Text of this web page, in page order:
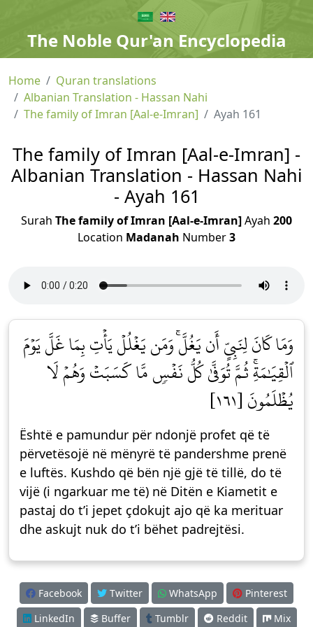
The Noble Qur'an Encyclopedia
Home
Quran translations
Albanian Translation - Hassan Nahi
The family of Imran [Aal-e-Imran]
Ayah 161
The family of Imran [Aal-e-Imran] -
Albanian Translation - Hassan Nahi
- Ayah 161
Surah The family of Imran [Aal-e-Imran]Ayah 200
Location Madanah Number3
وَمَا كَانَ لِنَبِيٍّ أَن يَغُلَّۚ وَمَن يَغۡلُلۡ يَأۡتِ بِمَا غَلَّ يَوۡمَ
ٱلۡقِيَٰمَةِۚ ثُمَّ تُوَفَّىٰ كُلُّ نَفۡسٖ مَّا كَسَبَتۡ وَهُمۡ لَا
يُظۡلَمُونَ [١٦١]
Është e pamundur për ndonjë profet që të
përvetësojë në mënyrë të pandershme prenë
e luftës. Kushdo që bën një gjë të tillë, do të
vijë (i ngarkuar me të) në Ditën e Kiametit e
pastaj do t’i jepet çdokujt ajo që ka merituar
dhe askujt nuk do t’i bëhet padrejtësi.
Facebook Twitter WhatsApp
Pinterest
LinkedIn
Buffer Tumblr Reddit
Mix